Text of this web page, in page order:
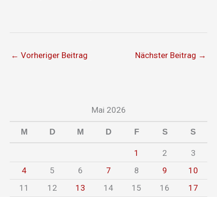
← Vorheriger Beitrag Nächster Beitrag →
Mai 2026
M D M D F S S
1 2
3
4
5 6 7 8 9
10
11
12 13 14 15 16
17